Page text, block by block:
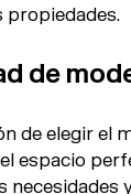
propiedades.
de
de elegir el
espacio
necesidades